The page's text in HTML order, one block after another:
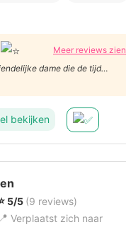
Meer reviews zien
dame die de tijd
te zoeken naar het beste
bekijken
5/5 (9 reviews)
Verplaatst zich naar